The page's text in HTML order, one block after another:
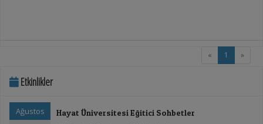
« 1 (current)
»
Etkinlikler
Ağustos Hayat Üniversitesi Eğitici Sohbetler